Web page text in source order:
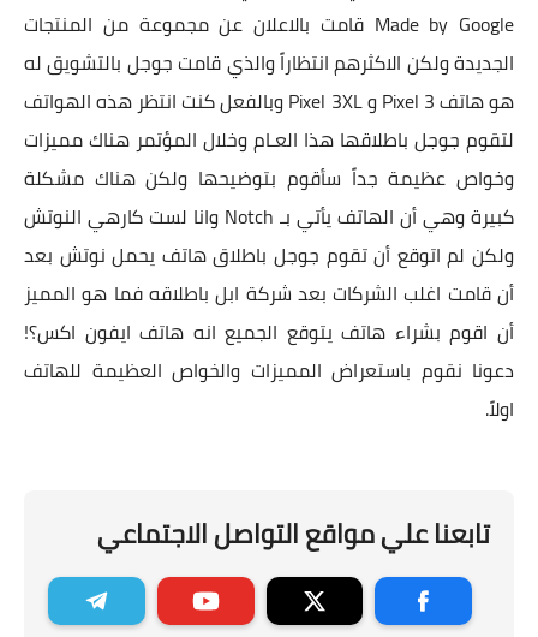
Made by Google قامت بالاعلان عن مجموعة من المنتجات
الجديدة ولكن الاكثرهم انتظاراً والذي قامت جوجل بالتشويق له
هو هاتف Pixel 3 و Pixel 3XL وبالفعل كنت انتظر هذه الهواتف
لتقوم جوجل باطلاقها هذا العـام وخلال المؤتمر هناك مميزات
وخواص عظيمة جداً سأقوم بتوضيحها ولكن هناك مشكلة
كبيرة وهي أن الهاتف يأتي بـ Notch وانا لست كارهي النوتش
ولكن لم اتوقع أن تقوم جوجل باطلاق هاتف يحمل نوتش بعد
أن قامت اغلب الشركات بعد شركة ابل باطلاقه فما هو المميز
أن اقوم بشراء هاتف يتوقع الجميع انه هاتف ايفون اكس؟!
دعونا نقوم باستعراض المميزات والخواص العظيمة للهاتف
اولاً.
تابعنا علي مواقع التواصل الاجتماعي